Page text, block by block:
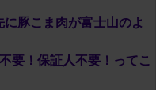
豚こま肉が富士山のよ
要！保証人不要！ってこ